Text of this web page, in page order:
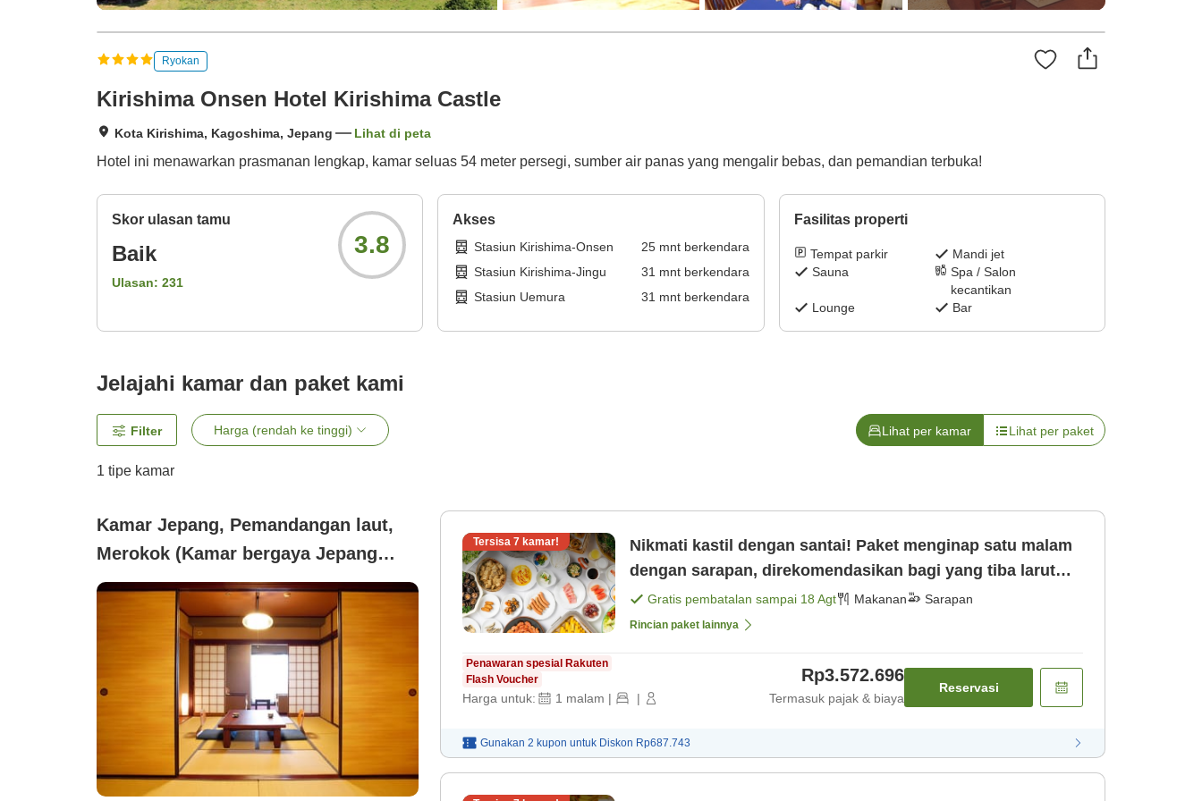
Ryokan
Kirishima Onsen Hotel Kirishima Castle
Kota Kirishima, Kagoshima, Jepang Lihat di peta
Hotel ini menawarkan prasmanan lengkap, kamar seluas 54 meter persegi, sumber air panas yang mengalir bebas, dan pemandian terbuka!
Skor ulasan tamu
Baik
Ulasan: 231
3.8
Akses
Stasiun Kirishima-Onsen 25mnt berkendara
Stasiun Kirishima-Jingu
31 mnt berkendara
Stasiun Uemura
31 mnt berkendara
Fasilitas properti
Tempat parkir
Mandi jet
Sauna
Spa / Salon
kecantikan
Lounge
Bar
Jelajahi kamar dan paket kami
Filter Harga (rendah ke tinggi) Lihat per kamar Lihat per paket
1 tipe kamar
Kamar Jepang, Pemandangan laut,
Merokok (Kamar bergaya Jepang
bersebelahan (8 tatami + 6 tatami))
Tersisa 7 kamar!
Nikmati kastil dengan santai! Paket menginap satu malam
dengan sarapan, direkomendasikan bagi yang tiba larut
malam! Pemandian umu [Sarapan]
Gratis pembatalan sampai 18 Agt Makanan Sarapan
Rincian paket lainnya
Penawaran spesial Rakuten
Flash Voucher
Harga untuk: 1 malam | |
Rp3.572.696
Termasuk pajak & biaya
Reservasi
Gunakan 2 kupon untuk Diskon Rp687.743